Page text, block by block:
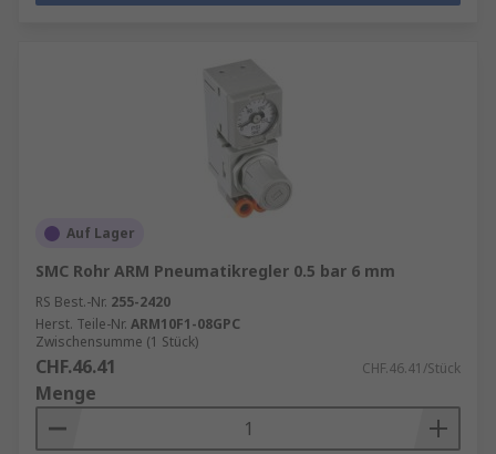
Auf Lager
SMC Rohr ARM Pneumatikregler 0.5 bar 6 mm
RS Best.-Nr. 255-2420
Herst. Teile-Nr. ARM10F1-08GPC
Zwischensumme (1 Stück)
CHF.46.41 CHF.46.41/Stück
Menge